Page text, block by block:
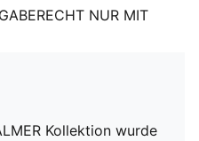
NUR MIT
Kollektion wurde